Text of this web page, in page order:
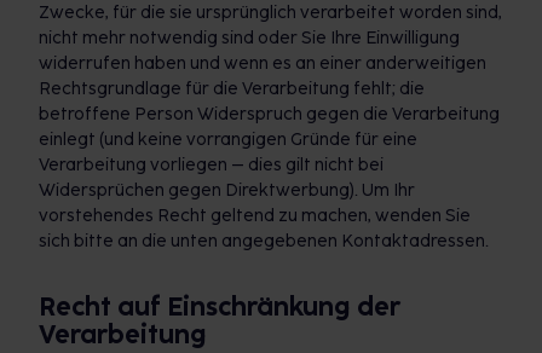
Zwecke, für die sie ursprünglich verarbeitet worden sind,
nicht mehr notwendig sind oder Sie Ihre Einwilligung
widerrufen haben und wenn es an einer anderweitigen
Rechtsgrundlage für die Verarbeitung fehlt; die
betroffene Person Widerspruch gegen die Verarbeitung
einlegt (und keine vorrangigen Gründe für eine
Verarbeitung vorliegen – dies gilt nicht bei
Widersprüchen gegen Direktwerbung). Um Ihr
vorstehendes Recht geltend zu machen, wenden Sie
sich bitte an die unten angegebenen Kontaktadressen.
Recht auf Einschränkung der
Verarbeitung